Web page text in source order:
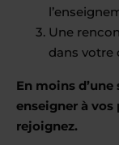
Une
dans votre
En moins
enseigner à vos
rejoignez.